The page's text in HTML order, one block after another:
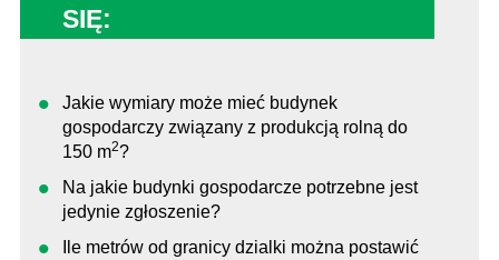
SIĘ:
Jakie wymiary może mieć budynek
gospodarczy związany z produkcją rolną do
150 m2?
Na jakie budynki gospodarcze potrzebne jest
jedynie zgłoszenie?
Ile metrów od granicy dzialki można postawić